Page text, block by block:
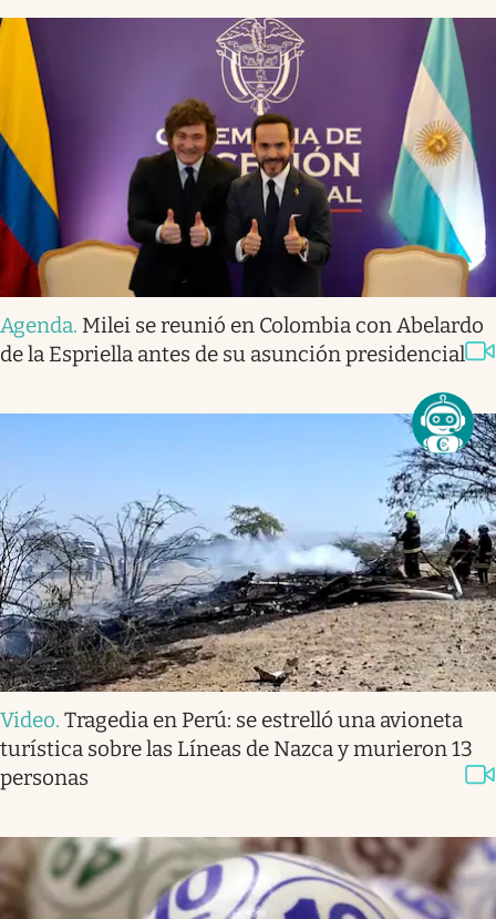
Agenda. Milei se reunió en Colombia con Abelardo
de la Espriella antes de su asunción presidencial
Video. Tragedia en Perú: se estrelló una avioneta
turística sobre las Líneas de Nazca y murieron 13
personas